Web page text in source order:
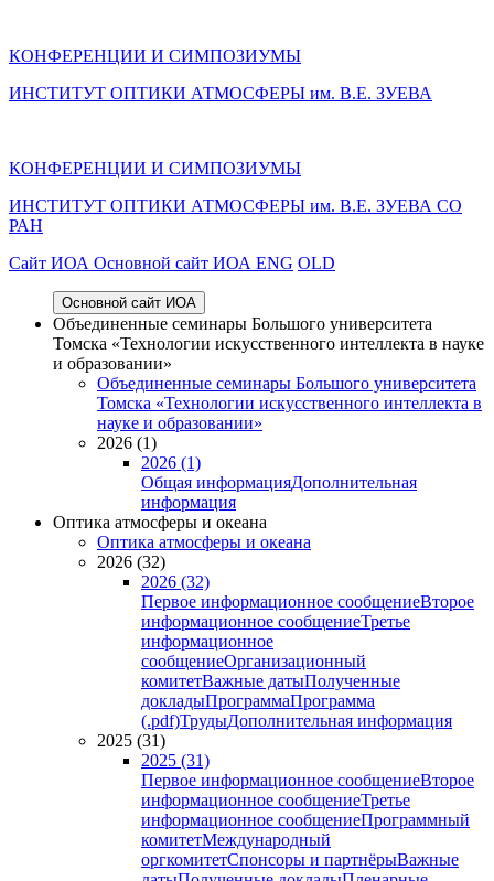
КОНФЕРЕНЦИИ И СИМПОЗИУМЫ
ИНСТИТУТ ОПТИКИ АТМОСФЕРЫ им. В.Е. ЗУЕВА
КОНФЕРЕНЦИИ И СИМПОЗИУМЫ
ИНСТИТУТ ОПТИКИ АТМОСФЕРЫ им. В.Е. ЗУЕВА СО
РАН
Cайт ИОА Основной сайт ИОА ENG OLD
Основной сайт ИОА
Объединенные семинары Большого университета
Томска «Технологии искусственного интеллекта в науке
и образовании»
Объединенные семинары Большого университета
Томска «Технологии искусственного интеллекта в
науке и образовании»
2026 (1)
2026 (1)
Общая информацияДополнительная
информация
Оптика атмосферы и океана
Оптика атмосферы и океана
2026 (32)
2026 (32)
Первое информационное сообщениеВторое
информационное сообщениеТретье
информационное
сообщениеОрганизационный
комитетВажные датыПолученные
докладыПрограммаПрограмма
(.pdf)ТрудыДополнительная информация
2025 (31)
2025 (31)
Первое информационное сообщениеВторое
информационное сообщениеТретье
информационное сообщениеПрограммный
комитетМеждународный
оргкомитетСпонсоры и партнёрыВажные